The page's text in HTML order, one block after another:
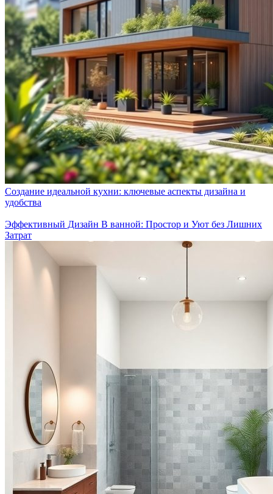
Создание идеальной кухни: ключевые аспекты дизайна и
удобства
Эффективный Дизайн В ванной: Простор и Уют без Лишних
Затрат